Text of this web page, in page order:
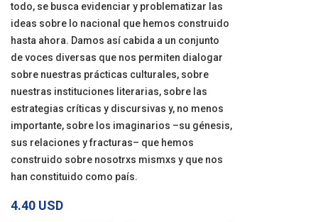
todo, se busca evidenciar y problematizar las
ideas sobre lo nacional que hemos construido
hasta ahora. Damos así cabida a un conjunto
de voces diversas que nos permiten dialogar
sobre nuestras prácticas culturales, sobre
nuestras instituciones literarias, sobre las
estrategias críticas y discursivas y, no menos
importante, sobre los imaginarios –su génesis,
sus relaciones y fracturas– que hemos
construido sobre nosotrxs mismxs y que nos
han constituido como país.
4.40 USD